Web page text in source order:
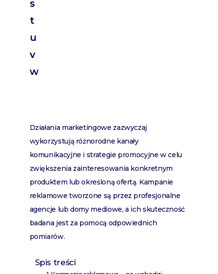
s
t
u
v
w
Działania marketingowe zazwyczaj
wykorzystują różnorodne kanały
komunikacyjne i strategie promocyjne w celu
zwiększenia zainteresowania konkretnym
produktem lub określoną ofertą. Kampanie
reklamowe tworzone są przez profesjonalne
agencje lub domy mediowe, a ich skuteczność
badana jest za pomocą odpowiednich
pomiarów.
Spis treści